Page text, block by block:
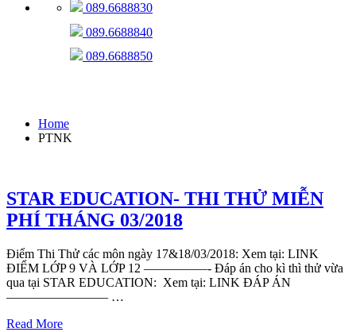
089.6688830
089.6688840
089.6688850
Home
PTNK
STAR EDUCATION- THI THỬ MIỄN
PHÍ THÁNG 03/2018
Điểm Thi Thử các môn ngày 17&18/03/2018: Xem tại: LINK
ĐIỂM LỚP 9 VÀ LỚP 12 —————- Đáp án cho kì thì thử vừa
qua tại STAR EDUCATION: Xem tại: LINK ĐÁP ÁN
———————— …
Read More